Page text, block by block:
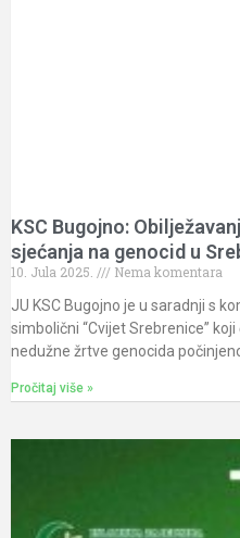
KSC Bugojno:
sjećanja na genocid u
10. Jula 2025.
Nema komentara
JU KSC Bugojno je u saradnji s
simbolični “Cvijet Srebrenice”
nedužne žrtve genocida
Pročitaj više »